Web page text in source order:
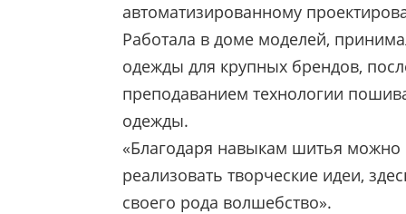
автоматизированному
Работала в доме моделей,
одежды для крупных брендов,
преподаванием технологии
одежды.
«Благодаря навыкам шитья можно
реализовать творческие идеи,
своего рода волшебство».